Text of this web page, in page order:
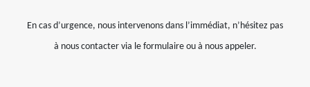
En cas d’urgence, nous intervenons dans l’immédiat, n’hésitez pas
à nous contacter via le formulaire ou à nous appeler.